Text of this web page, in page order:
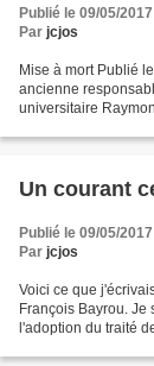
Publié le 09/05/
Par jcjos
Mise à mort Publié
ancienne
universitaire
Un courant
Publié le 09/05/
Par jcjos
Voici ce que
François Bayrou. Je
l'adoption du traité